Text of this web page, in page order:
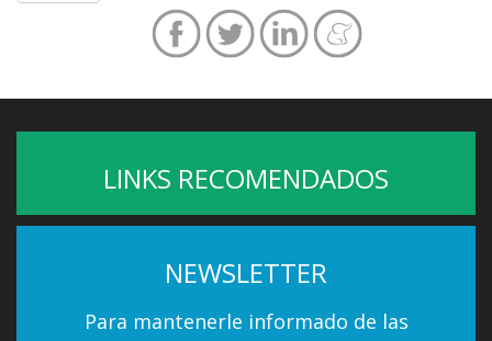
LINKS RECOMENDADOS
NEWSLETTER
Para mantenerle informado de las